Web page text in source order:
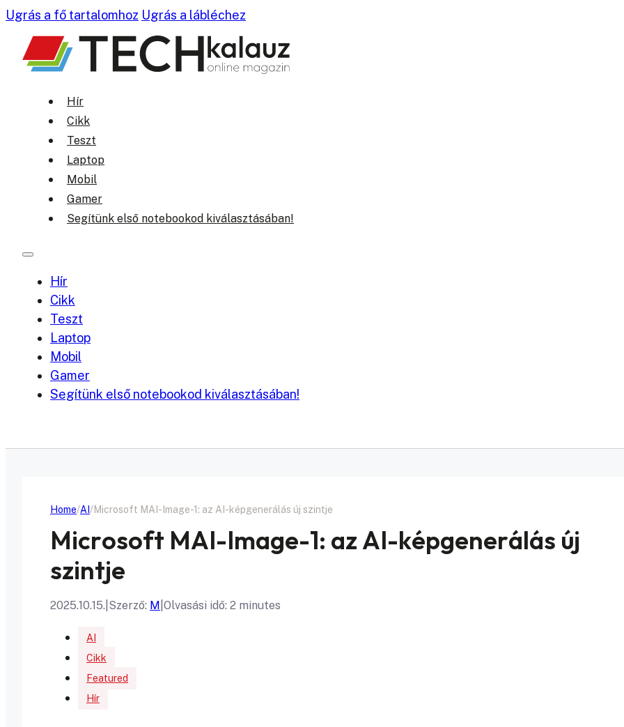
Ugrás a fő tartalomhoz Ugrás a lábléchez
Hír
Cikk
Teszt
Laptop
Mobil
Gamer
Segítünk első notebookod kiválasztásában!
Hír
Cikk
Teszt
Laptop
Mobil
Gamer
Segítünk első notebookod kiválasztásában!
Home AI Microsoft MAI-Image-1: az AI-képgenerálás új szintje
Microsoft MAI-Image-1: az AI-képgenerálás új
szintje
2025.10.15. Szerző: M Olvasási idő: 2 minutes
AI
Cikk
Featured
Hír